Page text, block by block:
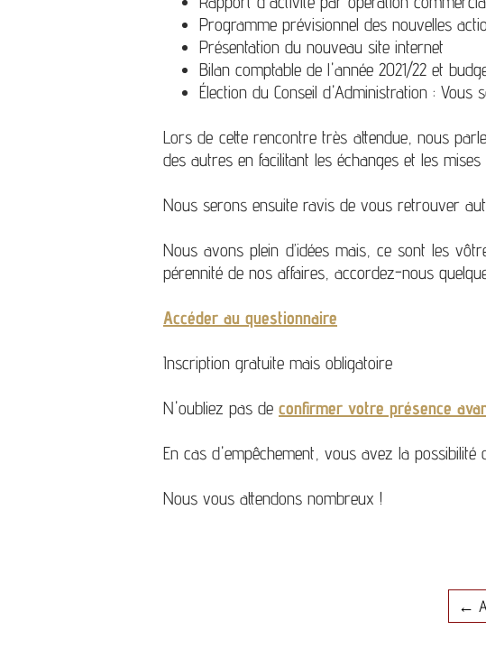
Programme prévisionnel des nouvelles
Présentation du nouveau site internet
Bilan comptable de l'année 2021/22 et
Élection du Conseil d'Administration :
Lors de cette rencontre très attendue, nous
des autres en facilitant les échanges et les mises
Nous serons ensuite ravis de vous retrouver
Nous avons plein d’idées mais, ce sont les
pérennité de nos affaires, accordez-nous
Accéder au questionnaire
Inscription gratuite mais obligatoire
N'oubliez pas de confirmer votre présence
En cas d'empêchement, vous avez la
Nous vous attendons nombreux !
←